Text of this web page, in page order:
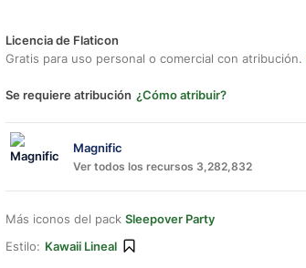
Licencia de Flaticon
Gratis para uso personal o comercial con atribución.
Se requiere atribución ¿Cómo atribuir?
Magnific
Ver todos los recursos 3,282,832
Más iconos del pack Sleepover Party
Estilo: Kawaii Lineal